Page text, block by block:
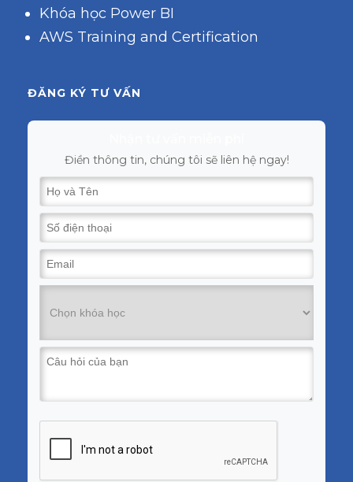
Khóa học Power BI
AWS Training and Certification
ĐĂNG KÝ TƯ VẤN
Điền thông tin, chúng tôi sẽ liên hệ ngay!